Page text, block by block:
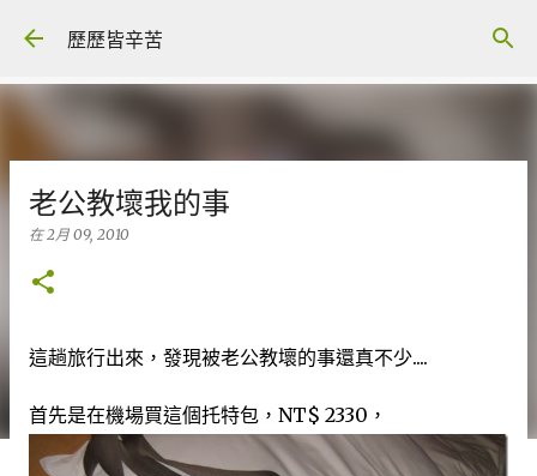
歷歷皆辛苦
老公教壞我的事
在2月 09, 2010
這趟旅行出來，發現被老公教壞的事還真不少....
首先是在機場買這個托特包，NT$ 2330，